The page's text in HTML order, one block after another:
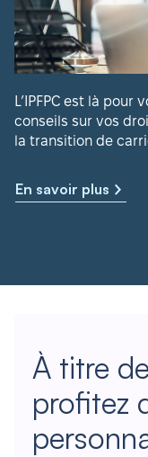
L’IPFPC est là
conseils sur vos
la transition de
En savoir plus
À titre
profitez